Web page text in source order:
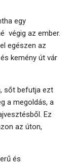
egy
végig az ember.
egészen az
kemény út vár
sőt befutja ezt
a megoldás, a
Ez
az úton,
és